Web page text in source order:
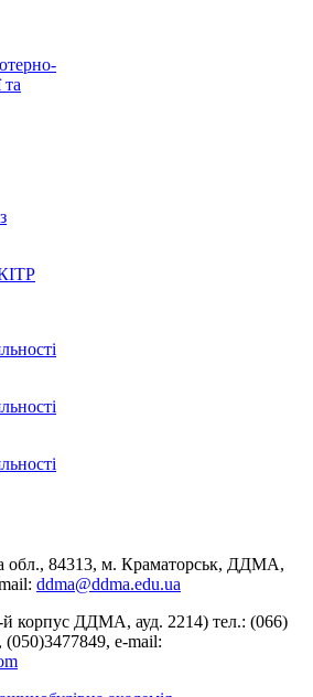
та
обл., 84313, м. Краматорськ, ДДМА,
ddma@ddma.edu.ua
й корпус ДДМА, ауд. 2214) тел.: (066)
e-mail: